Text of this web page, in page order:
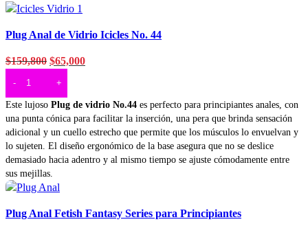
Agregar a deseos
Plug Anal de Vidrio Icicles No. 44
$159,800 $65,000
AÑADIR AL CARRITO
Este lujoso Plug de vidrio No.44 es perfecto para principiantes anales, con
una punta cónica para facilitar la inserción, una pera que brinda sensación
adicional y un cuello estrecho que permite que los músculos lo envuelvan y
lo sujeten. El diseño ergonómico de la base asegura que no se deslice
demasiado hacia adentro y al mismo tiempo se ajuste cómodamente entre
sus mejillas.
Agregar a deseos
Plug Anal Fetish Fantasy Series para Principiantes